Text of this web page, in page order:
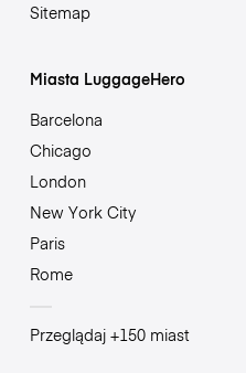
Sitemap
Miasta LuggageHero
Barcelona
Chicago
London
New York City
Paris
Rome
Przeglądaj +150 miast